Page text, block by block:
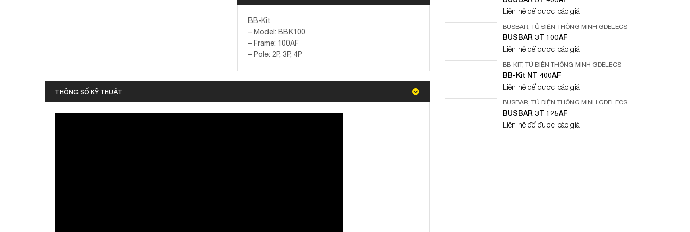
BB-Kit
– Model: BBK100
– Frame: 100AF
– Pole: 2P, 3P, 4P
THÔNG SỐ KỸ THUẬT
Liên hệ để được báo giá
BUSBAR,TỦ ĐIỆN THÔNG MINH GDELECS
BUSBAR 3T 100AF
Liên hệ để được báo giá
BB-KIT,TỦ ĐIỆN THÔNG MINH GDELECS
BB-Kit NT 400AF
Liên hệ để được báo giá
BUSBAR,TỦ ĐIỆN THÔNG MINH GDELECS
BUSBAR 3T 125AF
Liên hệ để được báo giá